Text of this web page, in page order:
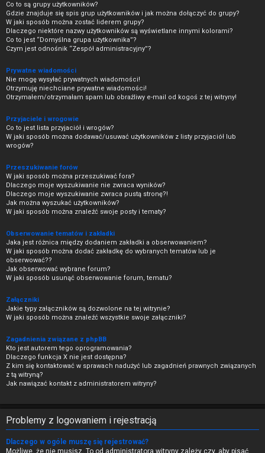
Co to są grupy użytkowników?
Gdzie znajduje się spis grup użytkowników i jak można dołączyć do grupy?
W jaki sposób można zostać liderem grupy?
Dlaczego niektóre nazwy użytkowników są wyświetlane innymi kolorami?
Co to jest “Domyślna grupa użytkownika”?
Czym jest odnośnik “Zespół administracyjny”?
Prywatne wiadomości
Nie mogę wysyłać prywatnych wiadomości!
Otrzymuję niechciane prywatne wiadomości!
Otrzymałem/otrzymałam spam lub obraźliwy e-mail od kogoś z tej witryny!
Przyjaciele i wrogowie
Co to jest lista przyjaciół i wrogów?
W jaki sposób można dodawać/usuwać użytkowników z listy przyjaciół lub
wrogów?
Przeszukiwanie forów
W jaki sposób można przeszukiwać fora?
Dlaczego moje wyszukiwanie nie zwraca wyników?
Dlaczego moje wyszukiwanie zwraca pustą stronę?!
Jak można wyszukać użytkowników?
W jaki sposób można znaleźć swoje posty i tematy?
Obserwowanie tematów i zakładki
Jaka jest różnica między dodaniem zakładki a obserwowaniem?
W jaki sposób można dodać zakładkę do wybranych tematów lub je
obserwować??
Jak obserwować wybrane forum?
W jaki sposób usunąć obserwowanie forum, tematu?
Załączniki
Jakie typy załączników są dozwolone na tej witrynie?
W jaki sposób można znaleźć wszystkie swoje załączniki?
Zagadnienia związane z phpBB
Kto jest autorem tego oprogramowania?
Dlaczego funkcja X nie jest dostępna?
Z kim się kontaktować w sprawach nadużyć lub zagadnień prawnych związanych
z tą witryną?
Jak nawiązać kontakt z administratorem witryny?
Problemy z logowaniem i rejestracją
Dlaczego w ogóle muszę się rejestrować?
Możliwe, że nie musisz. To od administratora witryny zależy czy, aby pisać